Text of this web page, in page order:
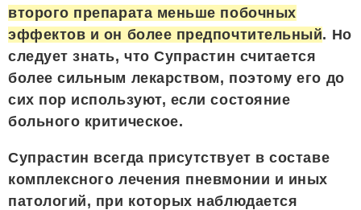
второго препарата меньше побочных
эффектов и он более предпочтительный. Но
следует знать, что Супрастин считается
более сильным лекарством, поэтому его до
сих пор используют, если состояние
больного критическое.
Супрастин всегда присутствует в составе
комплексного лечения пневмонии и иных
патологий, при которых наблюдается